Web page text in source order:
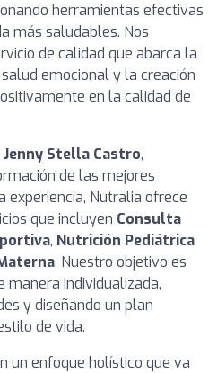
herramientas efectivas
más saludables. Nos
de calidad que abarca la
emocional y la creación
en la calidad de
Jenny Stella Castro,
de las mejores
experiencia, Nutralia ofrece
que incluyen Consulta
, Nutrición Pediátrica
. Nuestro objetivo es
manera individualizada,
y diseñando un plan
de vida.
un enfoque holístico que va